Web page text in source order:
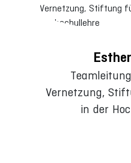
Vernetzung,
in der